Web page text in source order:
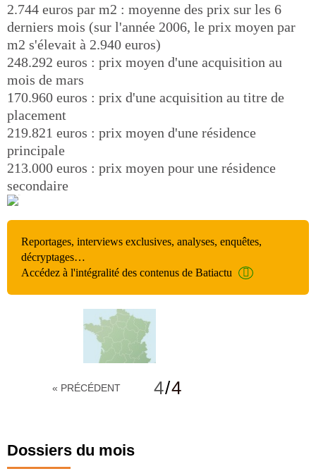
2.744 euros par m2 : moyenne des prix sur les 6
derniers mois (sur l'année 2006, le prix moyen par
m2 s'élevait à 2.940 euros)
248.292 euros : prix moyen d'une acquisition au
mois de mars
170.960 euros : prix d'une acquisition au titre de
placement
219.821 euros : prix moyen d'une résidence
principale
213.000 euros : prix moyen pour une résidence
secondaire
Reportages, interviews exclusives, analyses, enquêtes,
décryptages…
Accédez à l'intégralité des contenus de Batiactu
« PRÉCÉDENT 4/4
Dossiers du mois